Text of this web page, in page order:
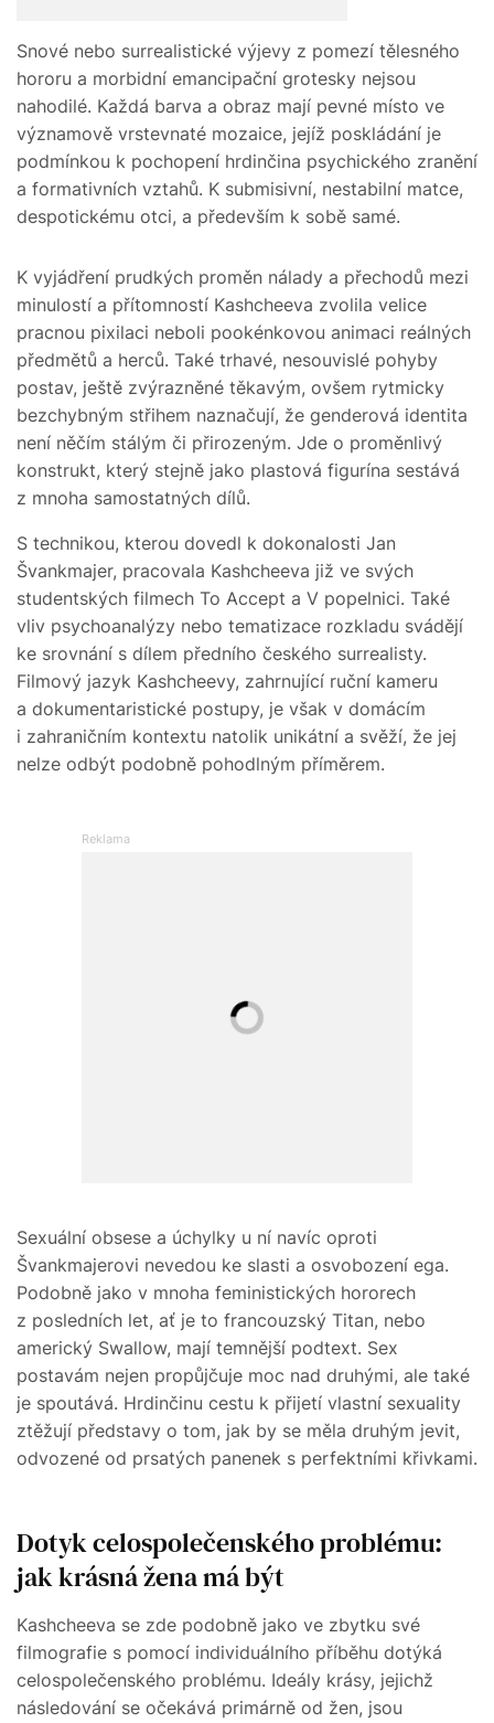
Snové nebo surrealistické výjevy z pomezí tělesného
hororu a morbidní emancipační grotesky nejsou
nahodilé. Každá barva a obraz mají pevné místo ve
významově vrstevnaté mozaice, jejíž poskládání je
podmínkou k pochopení hrdinčina psychického zranění
a formativních vztahů. K submisivní, nestabilní matce,
despotickému otci, a především k sobě samé.
K vyjádření prudkých proměn nálady a přechodů mezi
minulostí a přítomností Kashcheeva zvolila velice
pracnou pixilaci neboli pookénkovou animaci reálných
předmětů a herců. Také trhavé, nesouvislé pohyby
postav, ještě zvýrazněné těkavým, ovšem rytmicky
bezchybným střihem naznačují, že genderová identita
není něčím stálým či přirozeným. Jde o proměnlivý
konstrukt, který stejně jako plastová figurína sestává
z mnoha samostatných dílů.
S technikou, kterou dovedl k dokonalosti Jan
Švankmajer, pracovala Kashcheeva již ve svých
studentských filmech To Accept a V popelnici. Také
vliv psychoanalýzy nebo tematizace rozkladu svádějí
ke srovnání s dílem předního českého surrealisty.
Filmový jazyk Kashcheevy, zahrnující ruční kameru
a dokumentaristické postupy, je však v domácím
i zahraničním kontextu natolik unikátní a svěží, že jej
nelze odbýt podobně pohodlným příměrem.
Sexuální obsese a úchylky u ní navíc oproti
Švankmajerovi nevedou ke slasti a osvobození ega.
Podobně jako v mnoha feministických hororech
z posledních let, ať je to francouzský Titan, nebo
americký Swallow, mají temnější podtext. Sex
postavám nejen propůjčuje moc nad druhými, ale také
je spoutává. Hrdinčinu cestu k přijetí vlastní sexuality
ztěžují představy o tom, jak by se měla druhým jevit,
odvozené od prsatých panenek s perfektními křivkami.
Dotyk celospolečenského problému:
jak krásná žena má být
Kashcheeva se zde podobně jako ve zbytku své
filmografie s pomocí individuálního příběhu dotýká
celospolečenského problému. Ideály krásy, jejichž
následování se očekává primárně od žen, jsou